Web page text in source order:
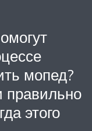
мопед?
правильно
этого